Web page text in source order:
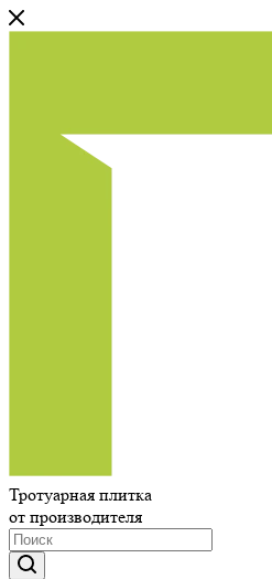
Тротуарная плитка
от производителя